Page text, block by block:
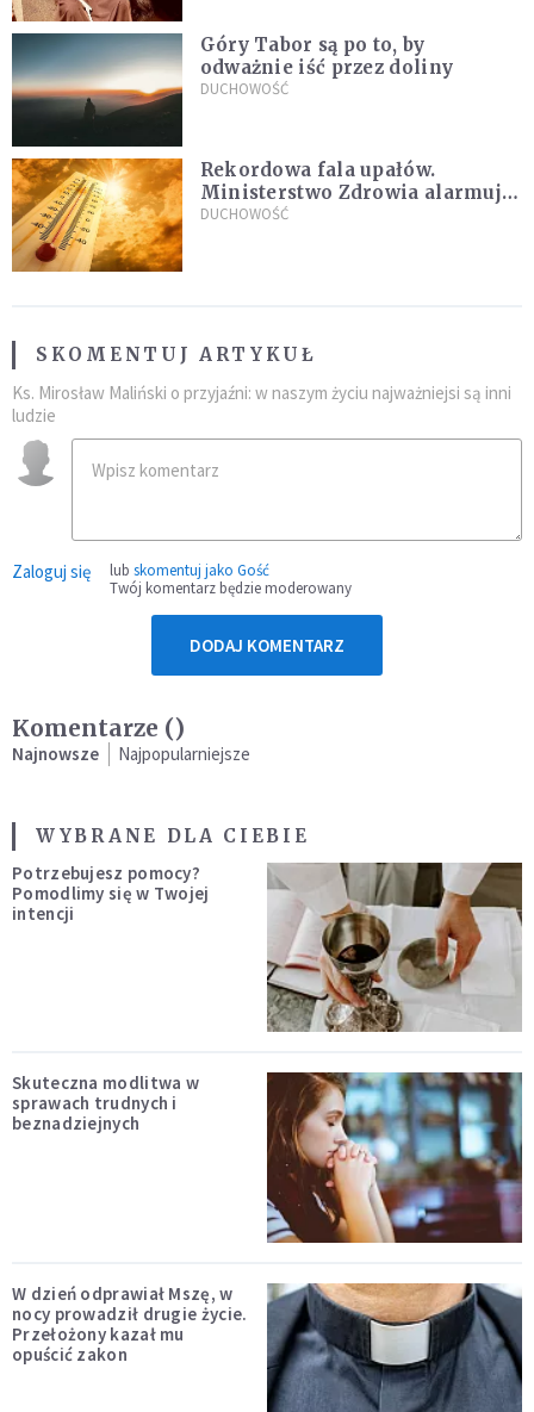
Góry Tabor są po to, by
odważnie iść przez doliny
DUCHOWOŚĆ
Rekordowa fala upałów.
Ministerstwo Zdrowia alarmuje
po doświadczeniach z czerwca
DUCHOWOŚĆ
SKOMENTUJ ARTYKUŁ
Ks. Mirosław Maliński o przyjaźni: w naszym życiu najważniejsi są inni
ludzie
Zaloguj się lub skomentuj jako Gość
Twój komentarz będzie moderowany
DODAJ KOMENTARZ
Komentarze ()
Najnowsze Najpopularniejsze
WYBRANE DLA CIEBIE
Potrzebujesz pomocy?
Pomodlimy się w Twojej
intencji
Skuteczna modlitwa w
sprawach trudnych i
beznadziejnych
W dzień odprawiał Mszę, w
nocy prowadził drugie życie.
Przełożony kazał mu
opuścić zakon